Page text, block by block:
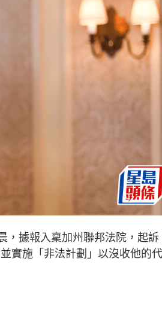
，據報入稟加州聯邦法院，起訴
實施「非法計劃」以沒收他的代